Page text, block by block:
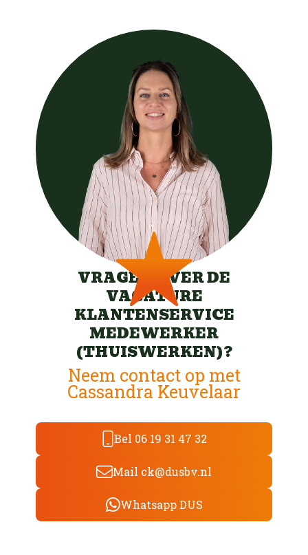
VRAGEN OVER DE
VACATURE
KLANTENSERVICE
MEDEWERKER
(THUISWERKEN)?
Neem contact op met
Cassandra Keuvelaar
Bel 06 19 31 47 32
Mail ck@dusbv.nl
Whatsapp DUS